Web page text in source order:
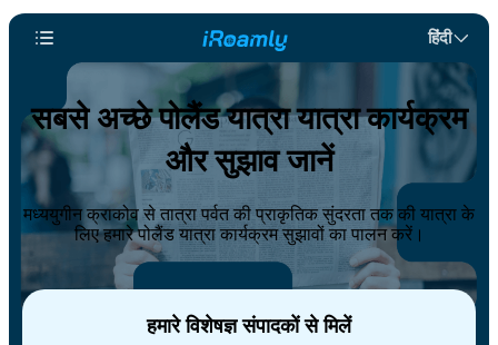
हिंदी
सबसे अच्छे पोलैंड यात्रा यात्रा कार्यक्रम
और सुझाव जानें
मध्ययुगीन क्राकोव से तात्रा पर्वत की प्राकृतिक सुंदरता तक की यात्रा के
लिए हमारे पोलैंड यात्रा कार्यक्रम सुझावों का पालन करें।
हमारे विशेषज्ञ संपादकों से मिलें